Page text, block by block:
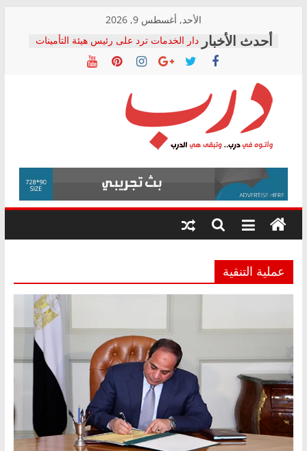
content
الأحد, أغسطس 9, 2026
دار الخدمات ترد على رئيس هيئة التأمينات
بعد مؤتمره الصحفي: إنكار الأزمة لا ينهي
معاناة أصحاب المعاشات.. ونطالب بكشف
فرحات سليمان يكتب: القطاع الصحي إلى
أين؟
حزب التحالف الشعبي يطلق لجنة “الحق
في الصحة” بالإسكندرية لرصد الانتهاكات
ودعم المرضى
الوزاري لمدينة الصحفيين.. وانتهاء أعمال
إنشاء المبنى الإداري
المجلس القومي لحقوق الإنسان يعلن
متابعة قضية الدكتور محمد زهران.. ويؤكد:
قرينة البراءة وضمانات المحاكمة العادلة
درب
وأتوه
درب..
وتبقى
هي
عملية التنقية